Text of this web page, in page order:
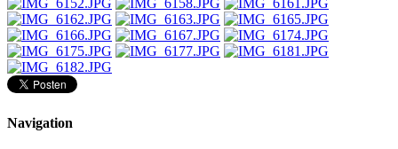
Navigation